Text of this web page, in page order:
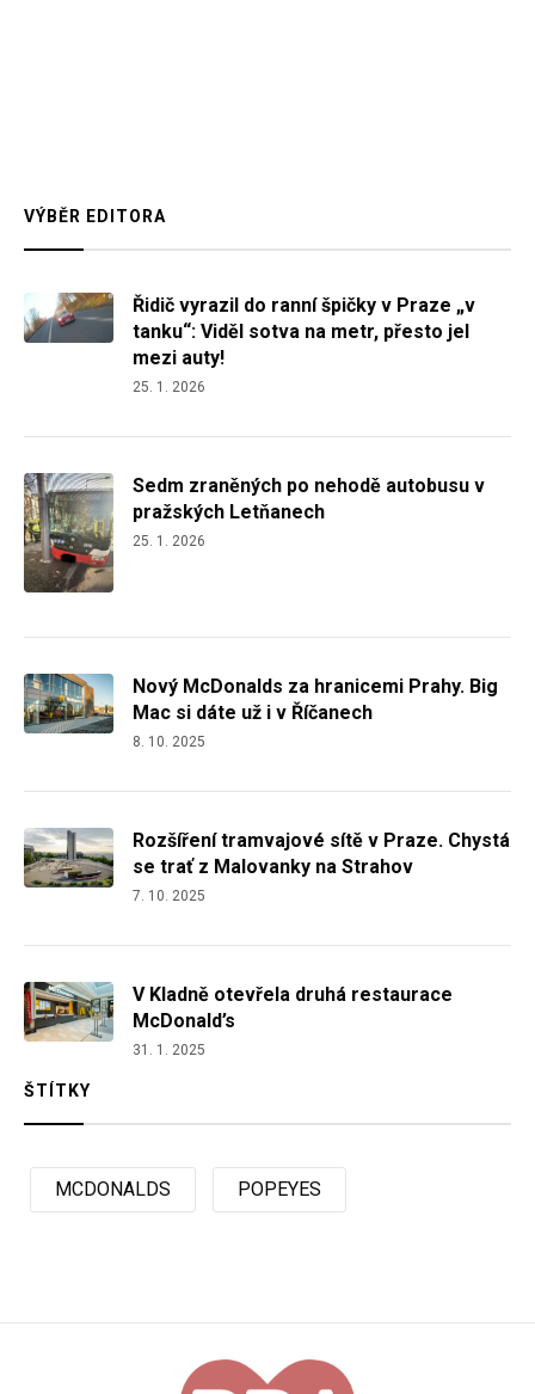
VÝBĚR EDITORA
Řidič vyrazil do ranní špičky v Praze „v
tanku“: Viděl sotva na metr, přesto jel
mezi auty!
25. 1. 2026
Sedm zraněných po nehodě autobusu v
pražských Letňanech
25. 1. 2026
Nový McDonalds za hranicemi Prahy. Big
Mac si dáte už i v Říčanech
8. 10. 2025
Rozšíření tramvajové sítě v Praze. Chystá
se trať z Malovanky na Strahov
7. 10. 2025
V Kladně otevřela druhá restaurace
McDonald’s
31. 1. 2025
ŠTÍTKY
MCDONALDS POPEYES